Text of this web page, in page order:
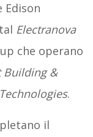
Edison
Electranova
che operano
Building &
.
il